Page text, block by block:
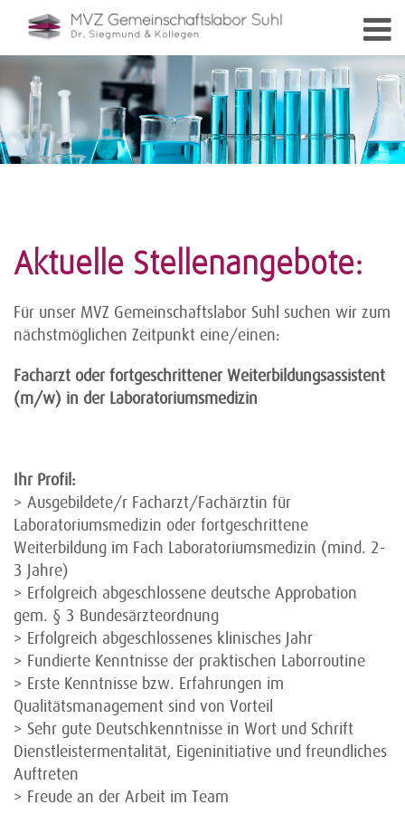
Aktuelle Stellenangebote:
Für unser MVZ Gemeinschaftslabor Suhl suchen wir zum
nächstmöglichen Zeitpunkt eine/einen:
Facharzt oder fortgeschrittener Weiterbildungsassistent
(m/w) in der Laboratoriumsmedizin
Ihr Profil:
> Ausgebildete/r Facharzt/Fachärztin für
Laboratoriumsmedizin oder fortgeschrittene
Weiterbildung im Fach Laboratoriumsmedizin (mind. 2-
3 Jahre)
> Erfolgreich abgeschlossene deutsche Approbation
gem. § 3 Bundesärzteordnung
> Erfolgreich abgeschlossenes klinisches Jahr
> Fundierte Kenntnisse der praktischen Laborroutine
> Erste Kenntnisse bzw. Erfahrungen im
Qualitätsmanagement sind von Vorteil
> Sehr gute Deutschkenntnisse in Wort und Schrift
Dienstleistermentalität, Eigeninitiative und freundliches
Auftreten
> Freude an der Arbeit im Team